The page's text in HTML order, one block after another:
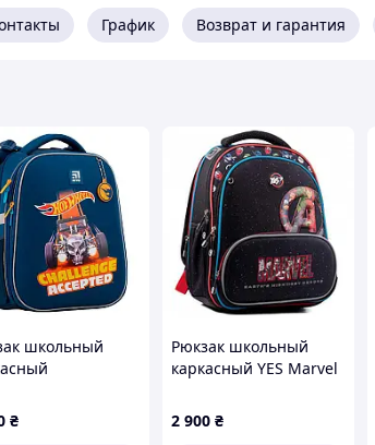
График Возврат и гарантия
школьный
Hot Wheels,
синий
₴
Рюкзак школьный
каркасный YES Marvel
2 900 ₴